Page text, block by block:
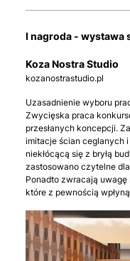
I nagroda - wystawa
Koza Nostra Studio
kozanostrastudio.pl
Uzasadnienie wyboru
Zwycięska praca
przesłanych koncepcji.
imitacje ścian ceglanych
niekłócącą się z bryłą
zastosowano czytelne
Ponadto zwracają
które z pewnością